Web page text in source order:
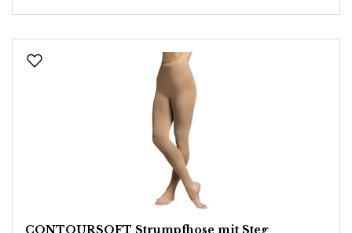
CONTOURSOFT Strumpfhose mit Steg